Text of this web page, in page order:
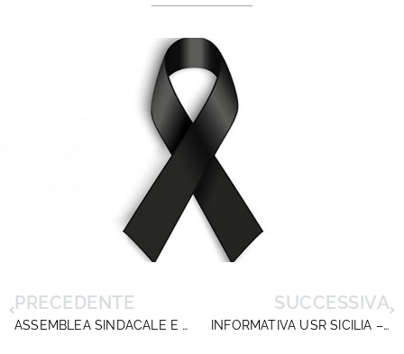
PRECEDENTE
ASSEMBLEA SINDACALE E SEMINARIO FORMATIVO. TORINO, 29 MAGGIO 2026
SUCCESSIVA
INFORMATIVA USR SICILIA – CESSAZIONI E TRATTENIMENTI IN SERVIZIO DIRIGENTI SCOLASTICI